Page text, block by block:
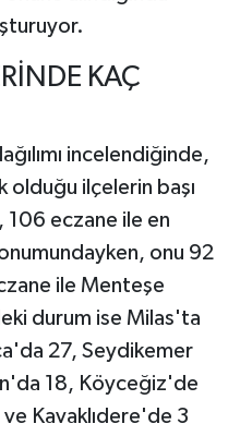
KAÇ
incelendiğinde,
ilçelerin başı
eczane ile en
onu 92
ile Menteşe
durum ise Milas'ta
27, Seydikemer
18, Köyceğiz'de
Kavaklıdere'de 3